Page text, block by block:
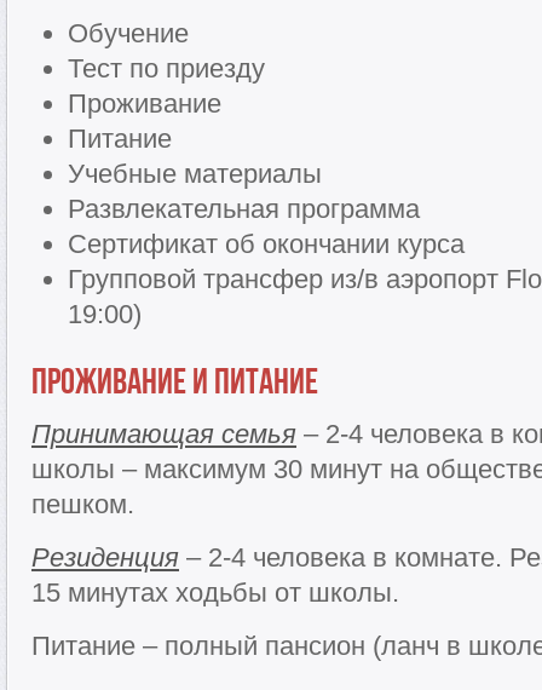
Обучение
Тест по приезду
Проживание
Питание
Учебные материалы
Развлекательная программа
Сертификат об окончании курса
Групповой трансфер из/в аэропорт
19:00)
Проживание и питание
Принимающая семья – 2-4 человека в
школы – максимум 30 минут на
пешком.
Резиденция – 2-4 человека в комнате.
15 минутах ходьбы от школы.
Питание – полный пансион (ланч в